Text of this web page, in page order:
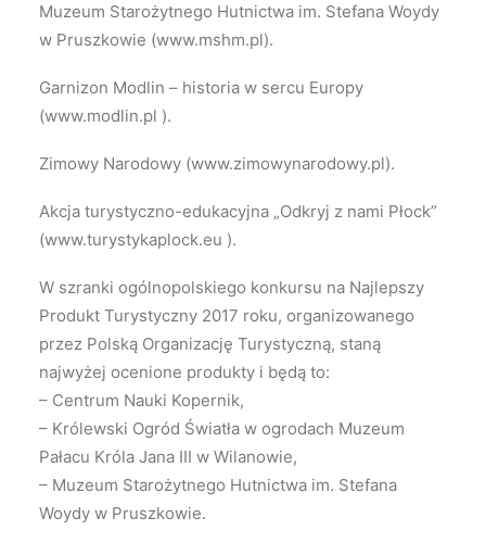
Muzeum Starożytnego Hutnictwa im. Stefana Woydy
w Pruszkowie (www.mshm.pl).
Garnizon Modlin – historia w sercu Europy
(www.modlin.pl ).
Zimowy Narodowy (www.zimowynarodowy.pl).
Akcja turystyczno-edukacyjna „Odkryj z nami Płock”
(www.turystykaplock.eu ).
W szranki ogólnopolskiego konkursu na Najlepszy
Produkt Turystyczny 2017 roku, organizowanego
przez Polską Organizację Turystyczną, staną
najwyżej ocenione produkty i będą to:
– Centrum Nauki Kopernik,
– Królewski Ogród Światła w ogrodach Muzeum
Pałacu Króla Jana III w Wilanowie,
– Muzeum Starożytnego Hutnictwa im. Stefana
Woydy w Pruszkowie.